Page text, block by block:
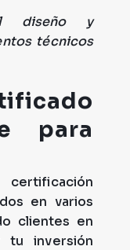
diseño y
técnicos
para
en varios
clientes en
tu inversión